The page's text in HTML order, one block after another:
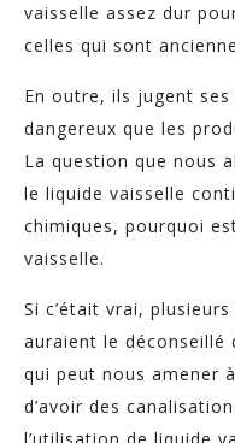
vaisselle assez dur
celles qui sont
En outre, ils jugent
dangereux que les
La question que nous
le liquide vaisselle
chimiques, pourquoi
vaisselle.
Si c’était vrai,
auraient le déconseillé
qui peut nous amener
d’avoir des